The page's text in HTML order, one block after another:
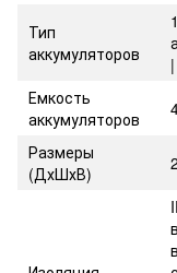
Тип
аккумуляторов
Емкость
аккумуляторов
Размеры
(ДхШхВ)